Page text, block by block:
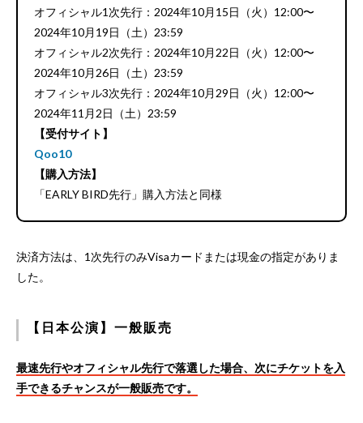
オフィシャル1次先行：2024年10月15日（火）12:00〜
2024年10月19日（土）23:59
オフィシャル2次先行：2024年10月22日（火）12:00〜
2024年10月26日（土）23:59
オフィシャル3次先行：2024年10月29日（火）12:00〜
2024年11月2日（土）23:59
【受付サイト】
Qoo10
【購入方法】
「EARLY BIRD先行」購入方法と同様
決済方法は、1次先行のみVisaカードまたは現金の指定がありま
した。
【日本公演】一般販売
最速先行やオフィシャル先行で落選した場合、次にチケットを入
手できるチャンスが一般販売です。